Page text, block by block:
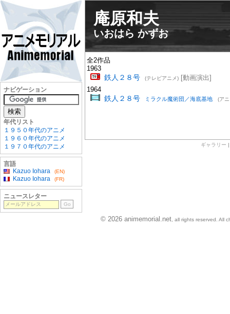
庵原和夫
いおはら かずお
全2作品
1963
鉄人２８号 (テレビアニメ)[動画演出]
1964
鉄人２８号 ミラクル魔術団／海底基地 (ア
ギャラリー
ナビゲーション
年代リスト
１９５０年代のアニメ
１９６０年代のアニメ
１９７０年代のアニメ
言語
Kazuo Iohara
(EN)
Kazuo Iohara (FR)
ニュースレター
© 2026 animemorial.net , all rights reserved. All